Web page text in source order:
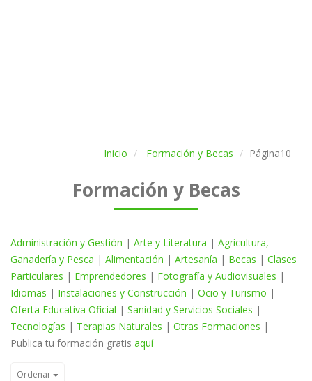
Inicio Formación y Becas Página10
Formación y Becas
Administración y Gestión | Arte y Literatura | Agricultura,
Ganadería y Pesca | Alimentación | Artesanía | Becas | Clases
Particulares | Emprendedores | Fotografía y Audiovisuales |
Idiomas | Instalaciones y Construcción | Ocio y Turismo |
Oferta Educativa Oficial | Sanidad y Servicios Sociales |
Tecnologías | Terapias Naturales | Otras Formaciones |
Publica tu formación gratis aquí
Ordenar